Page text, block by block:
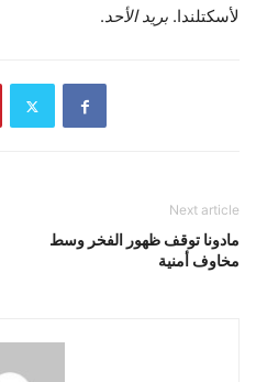
لأسكتلندا. بريد الأحد.
Next article
مادونا توقف ظهور الفخر وسط
مخاوف أمنية